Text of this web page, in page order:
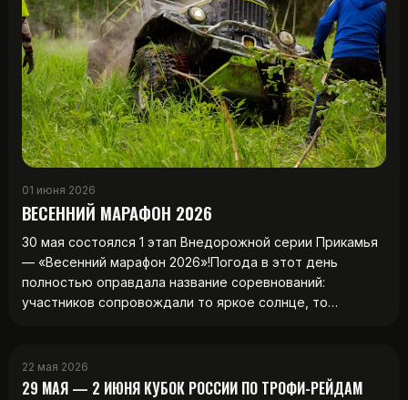
01 июня 2026
ВЕСЕННИЙ МАРАФОН 2026
30 мая состоялся 1 этап Внедорожной серии Прикамья
— «Весенний марафон 2026»!Погода в этот день
полностью оправдала название соревнований:
участников сопровождали то яркое солнце, то…
22 мая 2026
29 МАЯ — 2 ИЮНЯ КУБОК РОССИИ ПО ТРОФИ-РЕЙДАМ